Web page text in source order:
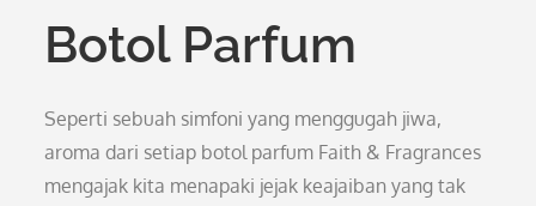
Botol Parfum
Seperti sebuah simfoni yang menggugah jiwa,
aroma dari setiap botol parfum Faith & Fragrances
mengajak kita menapaki jejak keajaiban yang tak